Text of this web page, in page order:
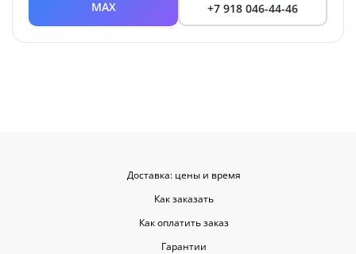
MAX +7 918 046-44-46
Доставка: цены и время
Как заказать
Как оплатить заказ
Гарантии